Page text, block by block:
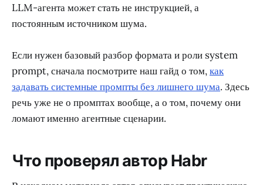
LLM-агента может стать не инструкцией, а
постоянным источником шума.
Если нужен базовый разбор формата и роли system
prompt, сначала посмотрите наш гайд о том,как
задавать системные промпты без лишнего шума. Здесь
речь уже не о промптах вообще, а о том, почему они
ломают именно агентные сценарии.
Что проверял автор Habr